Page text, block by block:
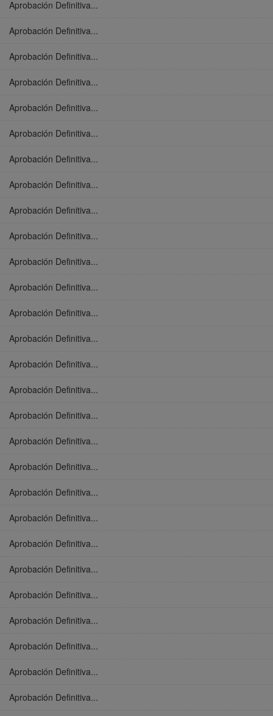
Aprobación Definitiva...
Aprobación Definitiva...
Aprobación Definitiva...
Aprobación Definitiva...
Aprobación Definitiva...
Aprobación Definitiva...
Aprobación Definitiva...
Aprobación Definitiva...
Aprobación Definitiva...
Aprobación Definitiva...
Aprobación Definitiva...
Aprobación Definitiva...
Aprobación Definitiva...
Aprobación Definitiva...
Aprobación Definitiva...
Aprobación Definitiva...
Aprobación Definitiva...
Aprobación Definitiva...
Aprobación Definitiva...
Aprobación Definitiva...
Aprobación Definitiva...
Aprobación Definitiva...
Aprobación Definitiva...
Aprobación Definitiva...
Aprobación Definitiva...
Aprobación Definitiva...
Aprobación Definitiva...
Aprobación Definitiva...